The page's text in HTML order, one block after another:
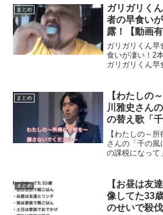
りの暴言ブロ
ソードが面...
まとめ
ガリガリく
者の早食い
露！【動画有
ガリガリくん早
食いが凄い！2
ガリガリくん早
君を最速で食
ん早食い選手
まとめ
【わたしの
川雅史さん
の替え歌「
面白すぎる
【わたしの～
さんの「千の風
の課税になって
いと反響を呼
の「千の風に
まとめ
【お昼は友
像してた33
のせいで殺